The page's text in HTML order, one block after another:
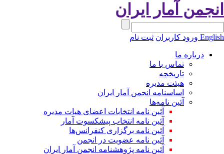
آمار ایران
ورود کاربران ثبت نام
درباره ما
تماس با ما
تاریخچه
هیئت مدیره
اساسنامه انجمن آمار ایران
آئین نامه‌ها
آئین نامه انتخابات اعضای هیات مدیره
آئین نامه انتخاب پیشکسوت آمار
آئین نامه برگزاری کنفرانس‌ها
آئین نامه عضویت در انجمن
آئین نامه پژوهشنامه انجمن آمار ایران